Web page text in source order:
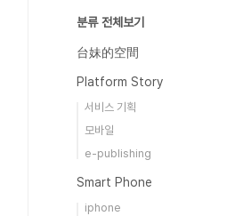
분류 전체보기
台妹的空間
Platform Story
서비스 기획
모바일
e-publishing
Smart Phone
iphone